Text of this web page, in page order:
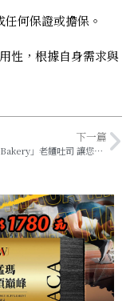
何保證或擔保。
性，根據自身需求與
下一篇
「30hours Bakery」老麵吐司 讓您一品獨門風味